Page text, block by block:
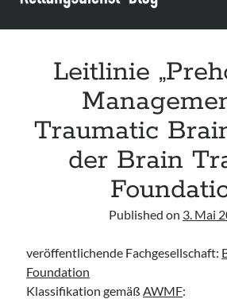
Leitlinie „Die geburtshilfliche Analgesie und
Konsensuspapier „Management of endocrine
Leitlinie „Bauchschmerz bei Kindern und
Diagnostik“ der GPR
Leitlinie
Traumatic
der Brain
Published on 3. Mai
veröffentlichende Fachgesellschaft:
Foundation
Klassifikation gemäßAWMF: